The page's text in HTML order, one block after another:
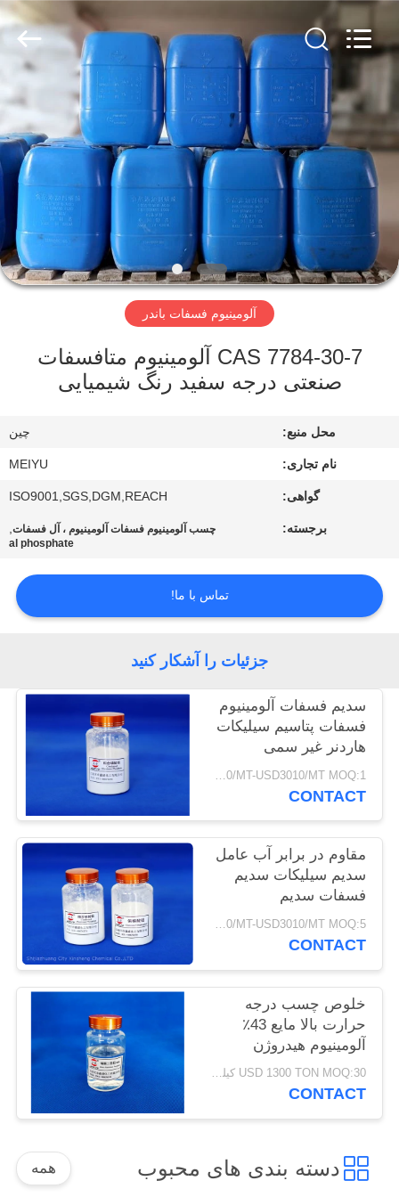
خونه
محصولات
ویدیو
درباره
ما
کارخانه
کیفیت
تماس
بگیرید
نقل
قول
نقشه
سایت
PRIVACY
POLICY
chemical
co.,ltd.
All
Rights
آلومینیوم فسفات باندر
CAS 7784-30-7 آلومینیوم متافسفات
صنعتی درجه سفید رنگ شیمیایی
محل منبع: چين
نام تجاری: MEIYU
گواهی: ISO9001,SGS,DGM,REACH
برجسته: چسب آلومینیوم فسفات آلومینیوم ، آل فسفات,
al phosphate
تماس با ما!
جزئیات را آشکار کنید
سدیم فسفات آلومینیوم
فسفات پتاسیم سیلیکات
هاردنر غیر سمی
USD2800/MT-USD3010/MT MOQ:1 کیلوگرم
CONTACT
مقاوم در برابر آب عامل
سدیم سیلیکات سدیم
فسفات سدیم
USD2800/MT-USD3010/MT MOQ:5 تن
CONTACT
خلوص چسب درجه
حرارت بالا مایع 43٪
آلومینیوم هیدروژن
فسفات
USD 1300 TON MOQ:30 کیلوگرم
CONTACT
دسته بندی های محبوب همه